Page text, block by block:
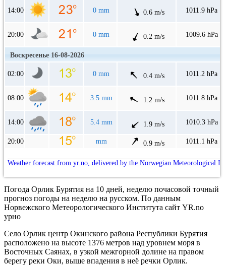
14:00 0 mm 0.6 m/s 1011.9 hPa
20:00 0 mm 0.2 m/s 1009.6 hPa
Воскресенье 16-08-2026
02:00 0 mm 0.4 m/s 1011.2 hPa
08:00 3.5 mm 1.2 m/s 1011.8 hPa
14:00 5.4 mm 1.9 m/s 1010.3 hPa
20:00 mm 0.9 m/s 1011.1 hPa
Weather forecast from yr.no, delivered by the Norwegian Meteorological
Погода Орлик Бурятия на 10 дней, неделю почасовой точный
прогноз погоды на неделю на русском. По данным
Норвежского Метеорологического Института сайт YR.no
урно
Село Орлик центр Окинского района Республики Бурятия
расположено на высоте 1376 метров над уровнем моря в
Восточных Саянах, в узкой межгорной долине на правом
берегу реки Оки, выше впадения в неё речки Орлик.